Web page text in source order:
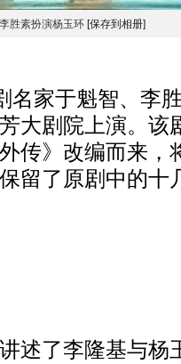
李胜素扮演杨玉环 [保存到相册]
家于魁智、李
大剧院上演。该
传》改编而来，
留了原剧中的十
了李隆基与杨